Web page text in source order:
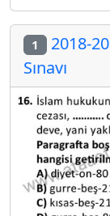
1 2018-
Sınavı